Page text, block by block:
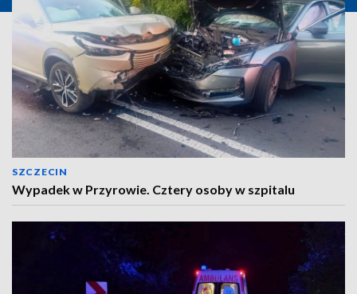
SZCZECIN
Wypadek w Przyrowie. Cztery osoby w szpitalu